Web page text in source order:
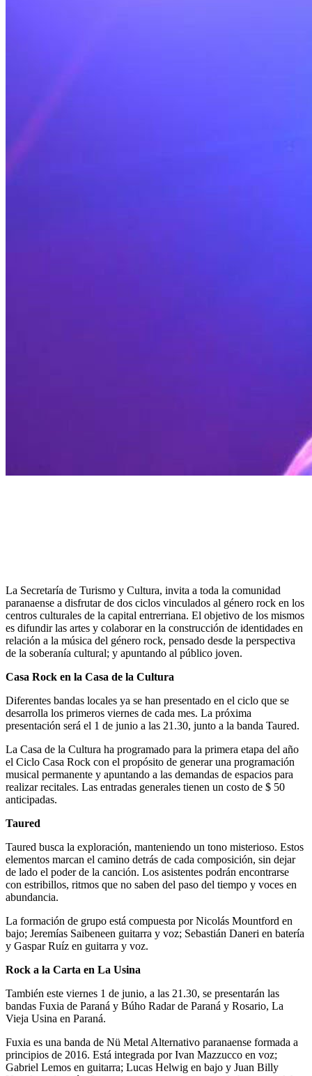
La Secretaría de Turismo y Cultura, invita a toda la comunidad
paranaense a disfrutar de dos ciclos vinculados al género rock en los
centros culturales de la capital entrerriana. El objetivo de los mismos
es difundir las artes y colaborar en la construcción de identidades en
relación a la música del género rock, pensado desde la perspectiva
de la soberanía cultural; y apuntando al público joven.
Casa Rock en la Casa de la Cultura
Diferentes bandas locales ya se han presentado en el ciclo que se
desarrolla los primeros viernes de cada mes. La próxima
presentación será el 1 de junio a las 21.30, junto a la banda Taured.
La Casa de la Cultura ha programado para la primera etapa del año
el Ciclo Casa Rock con el propósito de generar una programación
musical permanente y apuntando a las demandas de espacios para
realizar recitales. Las entradas generales tienen un costo de $ 50
anticipadas.
Taured
Taured busca la exploración, manteniendo un tono misterioso. Estos
elementos marcan el camino detrás de cada composición, sin dejar
de lado el poder de la canción. Los asistentes podrán encontrarse
con estribillos, ritmos que no saben del paso del tiempo y voces en
abundancia.
La formación de grupo está compuesta por Nicolás Mountford en
bajo; Jeremías Saibeneen guitarra y voz; Sebastián Daneri en batería
y Gaspar Ruíz en guitarra y voz.
Rock a la Carta en La Usina
También este viernes 1 de junio, a las 21.30, se presentarán las
bandas Fuxia de Paraná y Búho Radar de Paraná y Rosario, La
Vieja Usina en Paraná.
Fuxia es una banda de Nü Metal Alternativo paranaense formada a
principios de 2016. Está integrada por Ivan Mazzucco en voz;
Gabriel Lemos en guitarra; Lucas Helwig en bajo y Juan Billy